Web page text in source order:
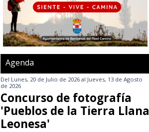
Agenda
Del Lunes, 20 de Julio de 2026 al Jueves, 13 de Agosto
de 2026
Concurso de fotografía
'Pueblos de la Tierra Llana
Leonesa'